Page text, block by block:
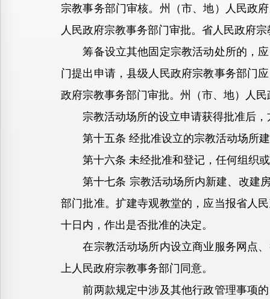
宗教事务部门审核。州（市、地）人民政
人民政府宗教事务部门审批。省人民政府
筹备设立其他固定宗教活动处所的，应
门提出申请，县级人民政府宗教事务部门
政府宗教事务部门审批。州（市、地）人
宗教活动场所的设立申请获得批准后，
第十五条 经批准设立的宗教活动场所建
第十六条 未经批准和登记，任何组织或
第十七条 宗教活动场所内新建、改建房
部门批准。扩建寺观教堂的，应当报省人
十日内，作出是否批准的决定。
在宗教活动场所内设立商业服务网点、
上人民政府宗教事务部门同意。
前两款规定中涉及其他行政管理事项的